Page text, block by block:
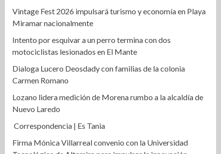
Vintage Fest 2026 impulsará turismo y economía en Playa
Miramar nacionalmente
Intento por esquivar a un perro termina con dos
motociclistas lesionados en El Mante
Dialoga Lucero Deosdady con familias de la colonia
Carmen Romano
Lozano lidera medición de Morena rumbo a la alcaldía de
Nuevo Laredo
Correspondencia | Es Tania
Firma Mónica Villarreal convenio con la Universidad